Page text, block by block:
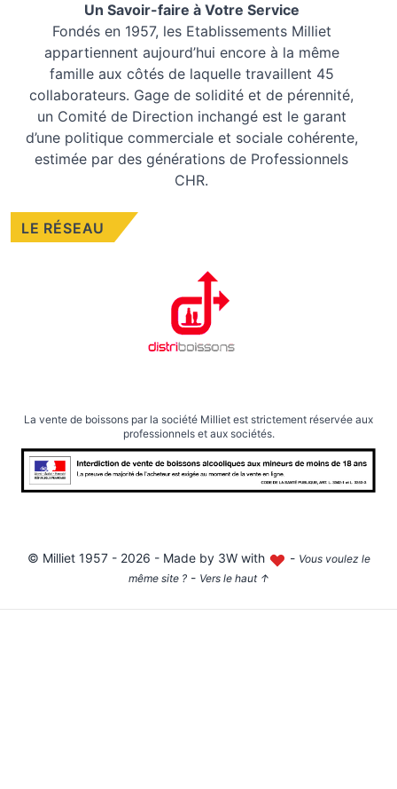
Un Savoir-faire à Votre Service
Fondés en 1957, les Etablissements Milliet
appartiennent aujourd’hui encore à la même
famille aux côtés de laquelle travaillent 45
collaborateurs. Gage de solidité et de pérennité,
un Comité de Direction inchangé est le garant
d’une politique commerciale et sociale cohérente,
estimée par des générations de Professionnels
CHR.
LE RÉSEAU
La vente de boissons par la société Milliet est strictement réservée aux
professionnels et aux sociétés.
© Milliet1957 - 2026 - Made by 3W with - Vous voulez le
même site ?- Vers le haut ↑